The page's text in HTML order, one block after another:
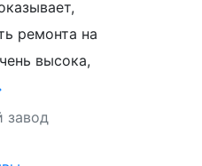
ремонта на
высока,
завод